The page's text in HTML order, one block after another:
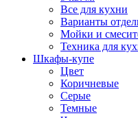
Все для кухни
Варианты
Мойки и
Техника для
Шкафы-купе
Цвет
Коричневые
Серые
Темные